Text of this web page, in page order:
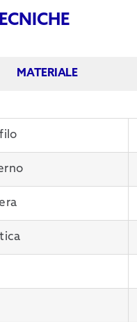
MATERIALE